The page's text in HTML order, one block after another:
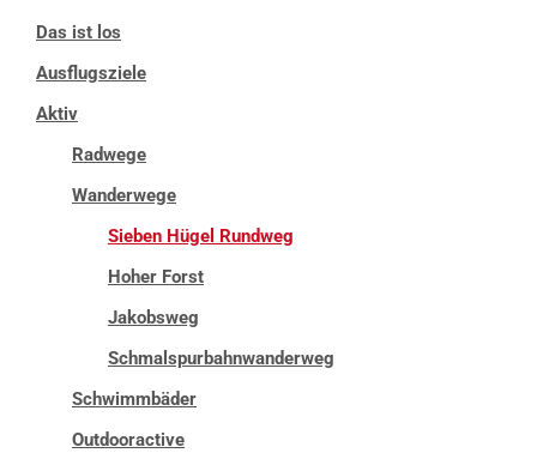
Das ist los
Ausflugsziele
Aktiv
Radwege
Wanderwege
Sieben Hügel Rundweg
Hoher Forst
Jakobsweg
Schmalspurbahnwanderweg
Schwimmbäder
Outdooractive